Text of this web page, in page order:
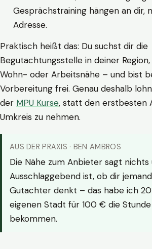
Gesprächstraining hängen an dir,
Adresse.
Praktisch heißt das: Du suchst dir die
Begutachtungsstelle in deiner
Wohn- oder Arbeitsnähe – und bist
Vorbereitung frei. Genau deshalb
der MPU Kurse, statt den erstbesten
Umkreis zu nehmen.
AUS DER PRAXIS · BEN AMBROS
Die Nähe zum Anbieter sagt nichts
Ausschlaggebend ist, ob dir
Gutachter denkt – das habe ich
eigenen Stadt für 100 € die
bekommen.